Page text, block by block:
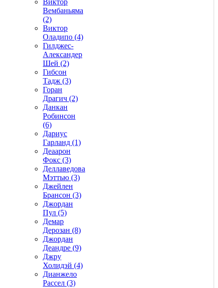
Вембаньяма
(2)
Виктор
Оладипо (4)
Гилджес-
Александер
Шей (2)
Гибсон
Тадж (3)
Горан
Драгич (2)
Данкан
Робинсон
(6)
Дариус
Гарланд (1)
Деаарон
Фокс (3)
Деллаведова
Мэттью (3)
Джейлен
Брансон (3)
Джордан
Пул (5)
Демар
Дерозан (8)
Джордан
Деандре (9)
Джру
Холидэй (4)
Дианжело
Рассел (3)